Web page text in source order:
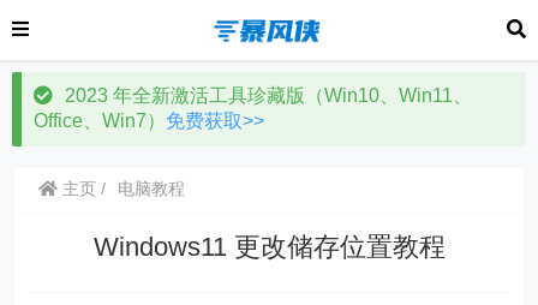
2023 年全新激活工具珍藏版（Win10、Win11、
Office、Win7） 免费获取>>
主页 电脑教程
Windows11 更改储存位置教程